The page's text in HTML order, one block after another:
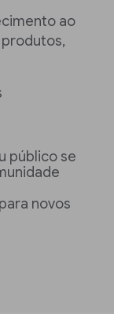
ao
produtos,
público se
novos